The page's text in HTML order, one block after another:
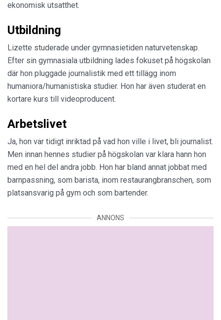
ekonomisk utsatthet.
Utbildning
Lizette studerade under gymnasietiden naturvetenskap.
Efter sin gymnasiala utbildning lades fokuset på högskolan
där hon pluggade journalistik med ett tillägg inom
humaniora/humanistiska studier. Hon har även studerat en
kortare kurs till videoproducent.
Arbetslivet
Ja, hon var tidigt inriktad på vad hon ville i livet, bli journalist.
Men innan hennes studier på högskolan var klara hann hon
med en hel del andra jobb. Hon har bland annat jobbat med
barnpassning, som barista, inom restaurangbranschen, som
platsansvarig på gym och som bartender.
ANNONS